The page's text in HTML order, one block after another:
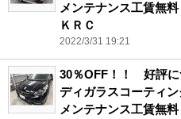
メンテナンス工賃
ＫＲＣ
2022/3/31 19:21
30％OFF！！ 好評
ディガラスコーティ
メンテナンス工賃